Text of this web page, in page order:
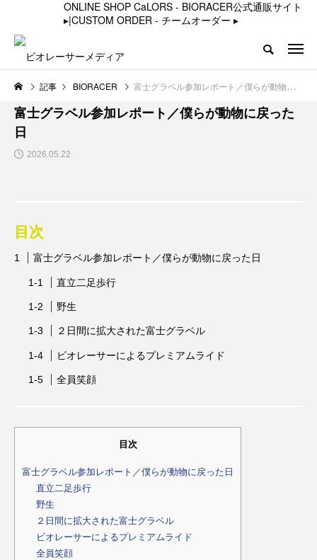
ONLINE SHOP CaLORS - BIORACER公式通販サイト
▸|CUSTOM ORDER - チームオーダー ▸
記事 BIORACER 富士グラベル参加レポート／僕らが動物に戻った日
BIORACER
富士グラベル参加レポート／僕らが動物に戻った
日
2026.05.22
目次
富士グラベル参加レポート／僕らが動物に戻った日
直立二足歩行
野生
２日間に拡大された富士グラベル
ビオレーサーによるプレミアムライド
全員笑顔
目次
富士グラベル参加レポート／僕らが動物に戻った日
直立二足歩行
野生
２日間に拡大された富士グラベル
ビオレーサーによるプレミアムライド
全員笑顔